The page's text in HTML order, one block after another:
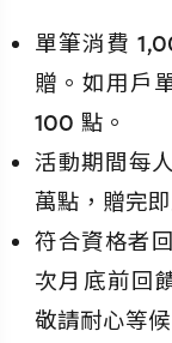
單筆消費
贈。如用戶
100 點。
活動期間每
萬點，贈完即
符合資格者
次月底前回
敬請耐心等候